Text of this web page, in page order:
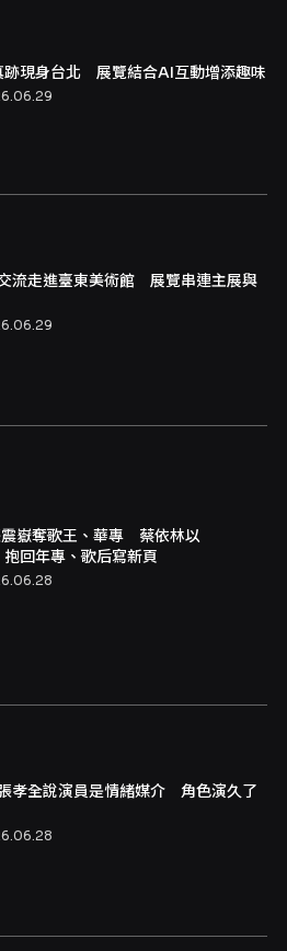
跡現身台北 展覽結合AI互動增添趣味
流走進臺東美術館 展覽串連主展與
震嶽奪歌王、華專 蔡依林以
回年專、歌后寫新頁
張孝全說演員是情緒媒介 角色演久了